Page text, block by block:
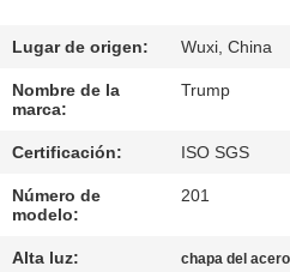
LA
FÁBRICA
DE
CALIDAD
Lugar de origen: Wuxi, China
Nombre de la
marca:
Trump
Certificación: ISO SGS
Número de
modelo:
201
Alta luz: chapa del